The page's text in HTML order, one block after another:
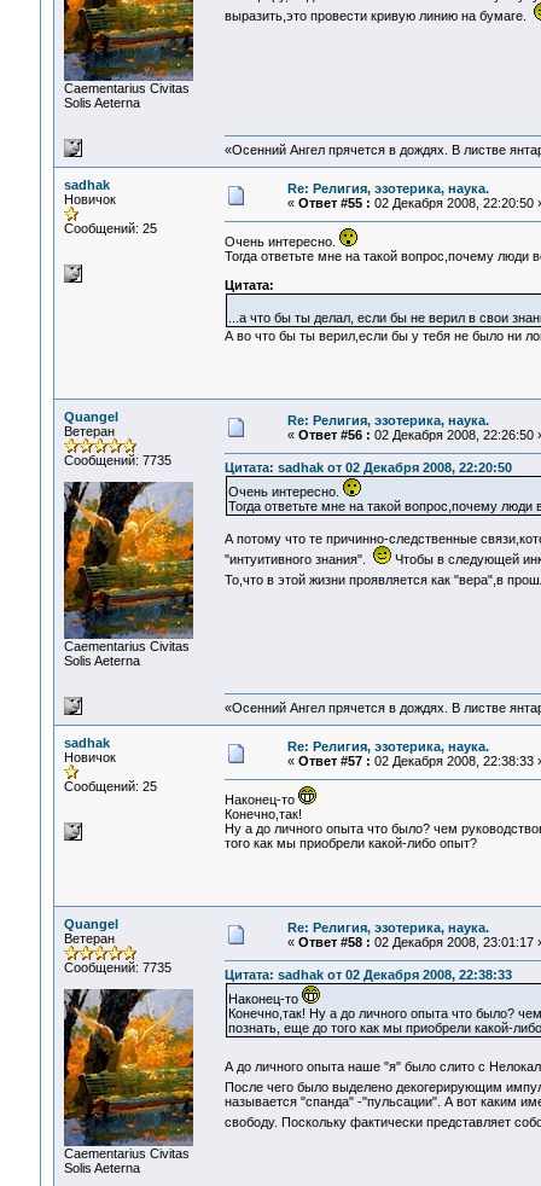
Сaementarius Civitas
Solis Aeterna
выразить,это провести кривую линию на бумаге.
«Осенний Ангел прячется в дождях. В листве
sadhak
Новичок
Сообщений: 25
Re: Религия, эзотерика, наука.
« Ответ #55 : 02 Декабря 2008, 22:20:50
Очень интересно.
Тогда ответьте мне на такой вопрос,почему
Цитата:
...а что бы ты делал, если бы не верил в свои
А во что бы ты верил,если бы у тебя не было ни
Quangel
Ветеран
Сообщений: 7735
Сaementarius Civitas
Solis Aeterna
Re: Религия, эзотерика, наука.
« Ответ #56 : 02 Декабря 2008, 22:26:50
Цитата: sadhak от 02 Декабря 2008, 22:20:50
Очень интересно.
Тогда ответьте мне на такой вопрос,почему
А потому что те причинно-следственные
"интуитивного знания".
Чтобы в следующей
То,что в этой жизни проявляется как "вера",в
«Осенний Ангел прячется в дождях. В листве
sadhak
Новичок
Сообщений: 25
Re: Религия, эзотерика, наука.
« Ответ #57 : 02 Декабря 2008, 22:38:33
Наконец-то
Конечно,так!
Ну а до личного опыта что было? чем
того как мы приобрели какой-либо опыт?
Quangel
Ветеран
Сообщений: 7735
Сaementarius Civitas
Solis Aeterna
Re: Религия, эзотерика, наука.
« Ответ #58 : 02 Декабря 2008, 23:01:17
Цитата: sadhak от 02 Декабря 2008, 22:38:33
Наконец-то
Конечно,так! Ну а до личного опыта что было?
познать, еще до того как мы приобрели какой-
А до личного опыта наше "я" было слито с
После чего было выделено декогерирующим
называется "спанда" -"пульсации". А вот каким
свободу. Поскольку фактически представляет